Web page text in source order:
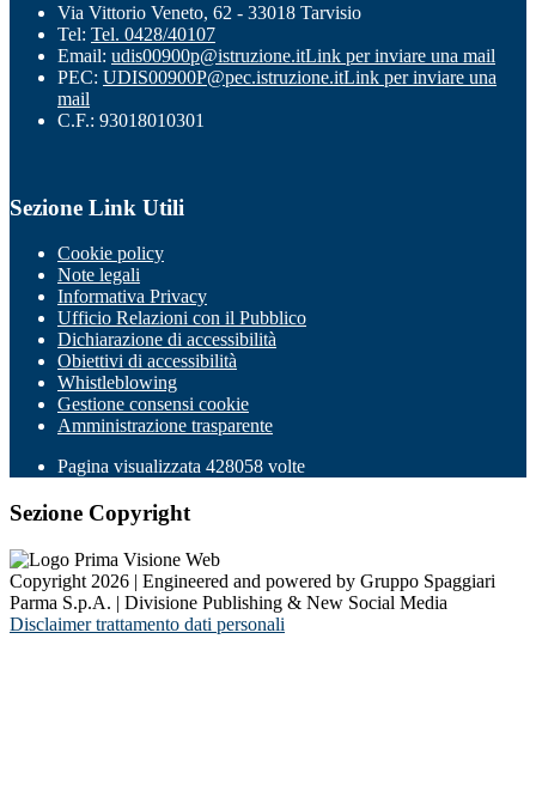
Via Vittorio Veneto, 62 - 33018 Tarvisio
Tel: Tel. 0428/40107
Email: udis00900p@istruzione.itLink per inviare una mail
PEC: UDIS00900P@pec.istruzione.itLink per inviare una
mail
C.F.: 93018010301
Sezione Link Utili
Cookie policy
Note legali
Informativa Privacy
Ufficio Relazioni con il Pubblico
Dichiarazione di accessibilità
Obiettivi di accessibilità
Whistleblowing
Gestione consensi cookie
Amministrazione trasparente
Pagina visualizzata 428058 volte
Sezione Copyright
Copyright 2026 | Engineered and powered by Gruppo Spaggiari
Parma S.p.A. | Divisione Publishing & New Social Media
Disclaimer trattamento dati personali